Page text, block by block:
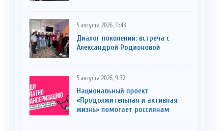
5 августа 2026, 11:43
Диалог поколений: встреча с
Александрой Родионовой
5 августа 2026, 9:32
Национальный проект
«Продолжительная и активная
жизнь» помогает россиянам